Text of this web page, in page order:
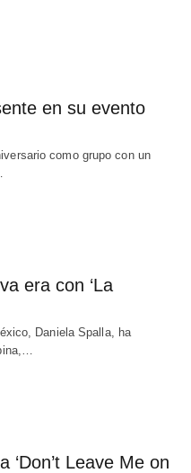
en su evento
como grupo con un
era con ‘La
Daniela Spalla, ha
‘Don’t Leave Me on